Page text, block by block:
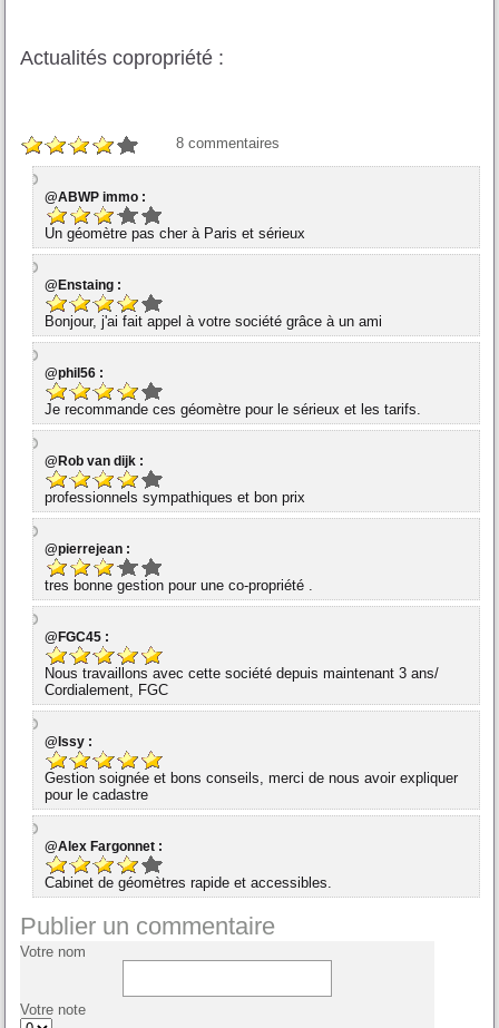
Actualités copropriété :
8 commentaires
@ABWP immo :
Un géomètre pas cher à Paris et sérieux
@Enstaing :
Bonjour, j'ai fait appel à votre société grâce à un ami
@phil56 :
Je recommande ces géomètre pour le sérieux et les tarifs.
@Rob van dijk :
professionnels sympathiques et bon prix
@pierrejean :
tres bonne gestion pour une co-propriété .
@FGC45 :
Nous travaillons avec cette société depuis maintenant 3 ans/
Cordialement, FGC
@Issy :
Gestion soignée et bons conseils, merci de nous avoir expliquer
pour le cadastre
@Alex Fargonnet :
Cabinet de géomètres rapide et accessibles.
Publier un commentaire
Votre nom
Votre note